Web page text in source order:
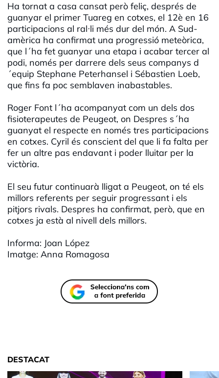
Ha tornat a casa cansat però feliç, després de
guanyar el primer Tuareg en cotxes, el 12è en 16
participacions al ral·li més dur del món. A Sud-
amèrica ha confirmat una progressió meteòrica,
que l´ha fet guanyar una etapa i acabar tercer al
podi, només per darrere dels seus companys d
´equip Stephane Peterhansel i Sébastien Loeb,
que fins fa poc semblaven inabastables.
Roger Font l´ha acompanyat com un dels dos
fisioterapeutes de Peugeot, on Despres s´ha
guanyat el respecte en només tres participacions
en cotxes. Cyril és conscient del que li fa falta per
fer un altre pas endavant i poder lluitar per la
victòria.
El seu futur continuarà lligat a Peugeot, on té els
millors referents per seguir progressant i els
pitjors rivals. Despres ha confirmat, però, que en
cotxes ja està al nivell dels millors.
Informa: Joan López
Imatge: Anna Romagosa
DESTACAT